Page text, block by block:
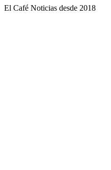
El Café Noticias desde 2018